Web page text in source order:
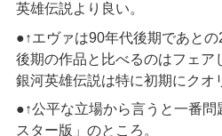
英雄伝説より良い。
●↑エヴァは90年代後期であと
後期の作品と比べるのはフェア
銀河英雄伝説は特に初期にクオ
●↑公平な立場から言うと一番
スター版」のところ。